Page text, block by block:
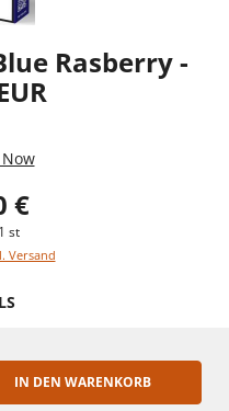
Rasberry -
€
st
Versand
IN DEN WARENKORB